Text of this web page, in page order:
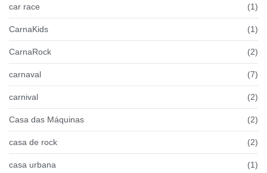
car race (1)
CarnaKids (1)
CarnaRock (2)
carnaval (7)
carnival (2)
Casa das Máquinas (2)
casa de rock (2)
casa urbana (1)